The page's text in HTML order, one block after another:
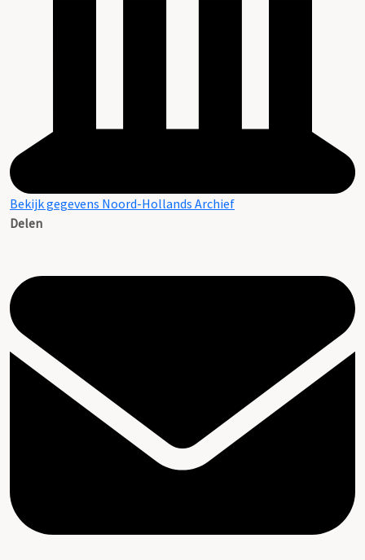
Bekijk gegevens Noord-Hollands Archief
Delen